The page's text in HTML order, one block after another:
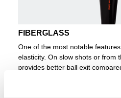
FIBERGLASS
One of the most notable
elasticity. On slow shots or from
provides better ball exit
to its ability to generate a
this material allows for a softer